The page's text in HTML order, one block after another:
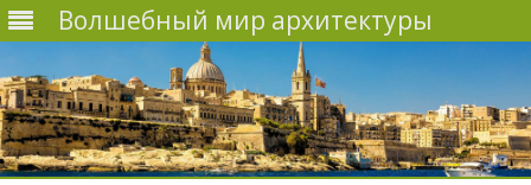
Волшебный мир архитектуры